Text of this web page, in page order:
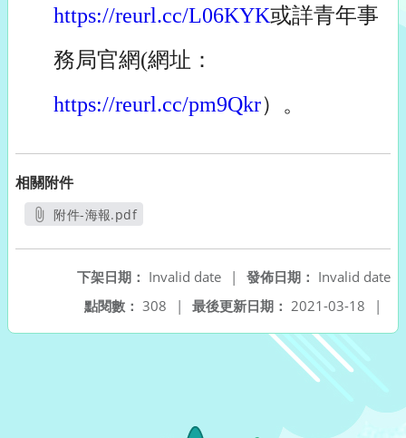
https://reurl.cc/L06KYK或詳青年事
務局官網(網址：
https://reurl.cc/pm9Qkr）。
相關附件
附件-海報.pdf
發佈日期： Invalid date
下架日期： Invalid date
|
最後更新日期： 2021-03-18 |
點閱數： 308 |